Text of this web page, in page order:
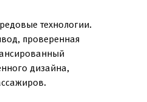
технологии.
проверенная
дизайна,